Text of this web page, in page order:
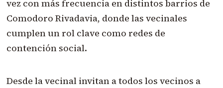
vez con más frecuencia en distintos barrios de
Comodoro Rivadavia, donde las vecinales
cumplen un rol clave como redes de
contención social.
Desde la vecinal invitan a todos los vecinos a